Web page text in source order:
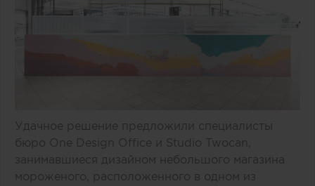
Удачное решение предложили специалисты
бюро One Design Office и Studio Twocan,
занимавшиеся дизайном небольшого магазина
мороженого, расположенного в одном из